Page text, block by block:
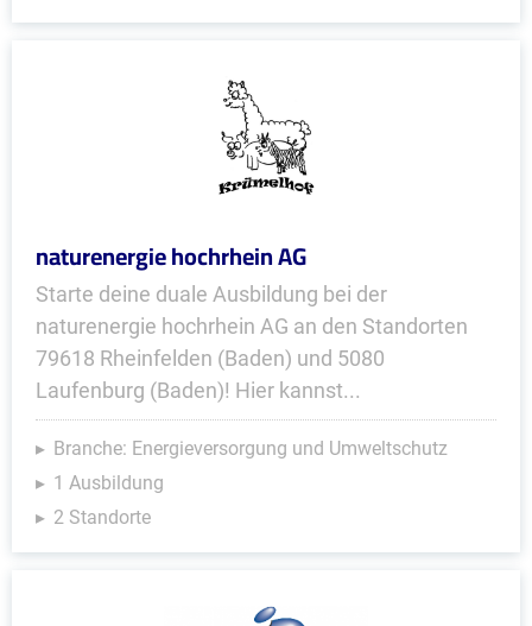
naturenergie hochrhein AG
Starte deine duale Ausbildung bei der
naturenergie hochrhein AG an den Standorten
79618 Rheinfelden (Baden) und 5080
Laufenburg (Baden)! Hier kannst...
Branche: Energieversorgung und Umweltschutz
1 Ausbildung
2 Standorte